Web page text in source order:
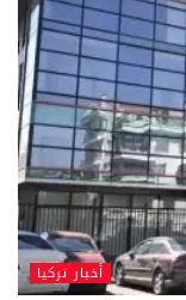
أخبار تركيا